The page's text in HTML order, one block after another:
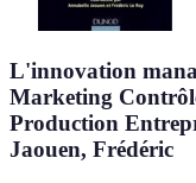
L'innovation
Marketing
Production
Jaouen, Frédéric